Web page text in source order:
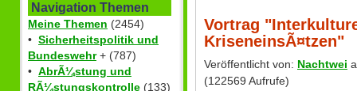
Navigation Themen
Meine Themen (2454)
• Sicherheitspolitik und
Bundeswehr+ (787)
• AbrÃ¼stung und
RÃ¼stungskontrolle (133)
Vortrag
KriseneinsÃ¤tzen"
Veröffentlicht von: Nachtwei
(122569 Aufrufe)